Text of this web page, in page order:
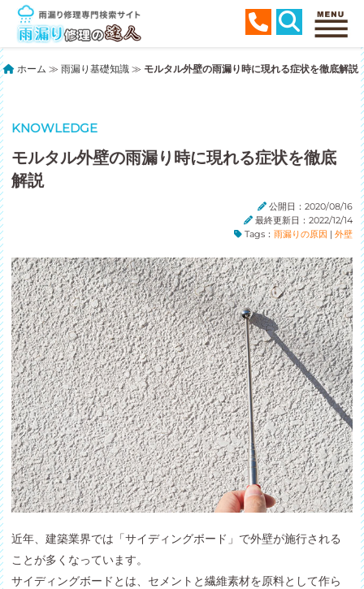
ホーム ≫雨漏り基礎知識 ≫ モルタル外壁の雨漏り時に現れる症状を徹底解説
KNOWLEDGE
モルタル外壁の雨漏り時に現れる症状を徹底
解説
公開日：2020/08/16
最終更新日：2022/12/14
Tags： 雨漏りの原因 | 外壁
近年、建築業界では「サイディングボード」で外壁が施行される
ことが多くなっています。
サイディングボードとは、セメントと繊維素材を原料として作ら